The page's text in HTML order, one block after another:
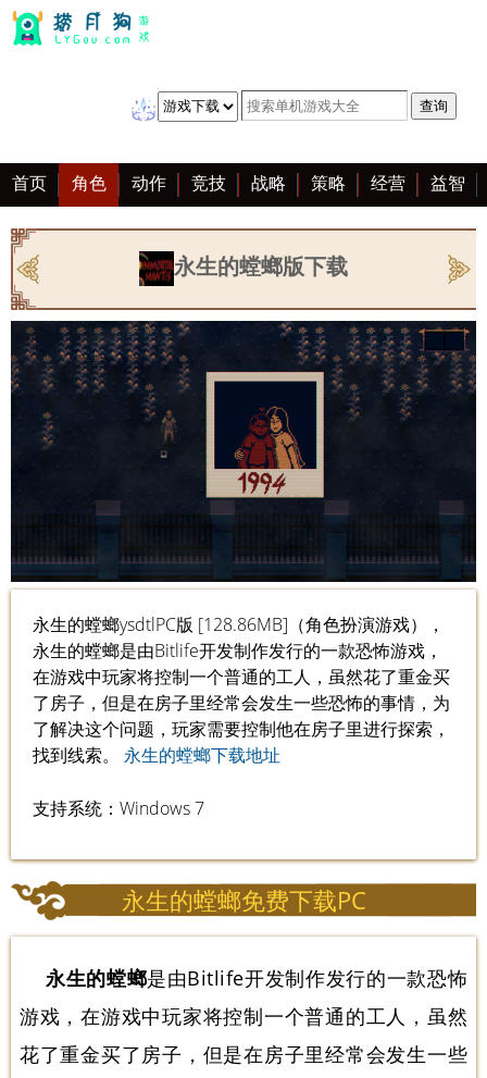
首页 角色 动作 竞技 战略 策略 经营 益智
冒险 棋牌 赛车 音乐 恋爱 单机 大全
永生的螳螂版下载
永生的螳螂ysdtlPC版 [128.86MB]（角色扮演游戏），
永生的螳螂是由Bitlife开发制作发行的一款恐怖游戏，
在游戏中玩家将控制一个普通的工人，虽然花了重金买
了房子，但是在房子里经常会发生一些恐怖的事情，为
了解决这个问题，玩家需要控制他在房子里进行探索，
找到线索。 永生的螳螂下载地址
支持系统：Windows 7
永生的螳螂免费下载PC
永生的螳螂是由Bitlife开发制作发行的一款恐怖
游戏，在游戏中玩家将控制一个普通的工人，虽然
花了重金买了房子，但是在房子里经常会发生一些